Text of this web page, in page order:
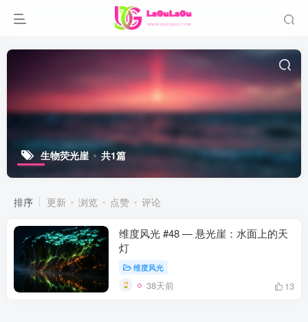
生物荧光崖 共1篇
排序 更新 浏览 点赞 评论
维度风光 #48 — 悬光崖：水面上的天
灯
维度风光
38天前 13